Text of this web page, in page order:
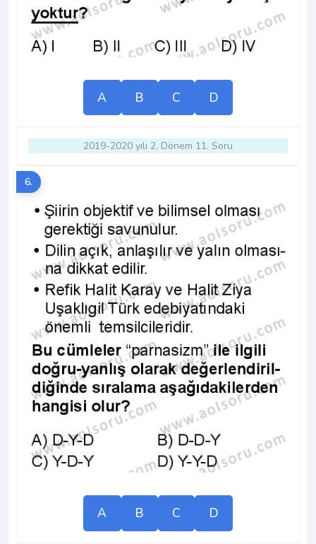
A B C D
2019-2020 yılı 2. Dönem 11. Soru
6.
A B C D